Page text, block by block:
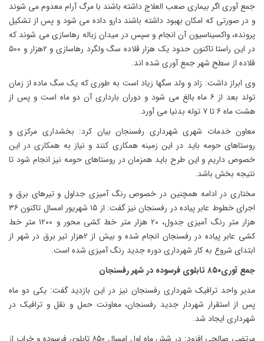
جمع آوری اگر بیماری صعب العلاج داشته باشند با مرگ آرام معدوم می شوند
و در صورتی که امکان بهبود داشته باشند دارو داده می شود و پس از تشکیل
پرونده، واکسیناسیون آن انجام و سپس در میدان زباله رهاسازی می شوند که
در این راستا تاکنون حدود یک هزار قلاده سگ ولگرد رهاسازی و ۲هزار و ۵۰۰
قلاده از سطح شهر جمع آوری شده اند.
وی ابراز داشت: زاد و ولد سگها زیاد است به طوری که یک سگ ماده از زمان
تولد بعد از ۶ ماه بالغ می شود و دوران بارداری آن دو ماه است و پس از
هشت ماه ۶ تا ۷ توله بدنیا می آورد.
معاون خدمات شهری شهرداری رفسنجان بیان کرد: بخشداری مرکزی و
روستاهای حومه باید در این زمینه همکاری کنند و نیاز به همکاری در این
خصوص داریم و این طرح باید همزمان در روستاهای حومه نیز انجام شود تا
نتیجه بخش باشد.
مختاری در ادامه همچنین در خصوص رنگ آمیزی جداول و تیرهای برق و
اجرای خطوط عابر پیاده در رفسنجان نیز گفت: از ۱۵ شهریور امسال تاکنون ۳۶
هزار متر رنگ آمیزی جدول، ۲۰ هزار متر خط کشی محور و ۱۲۰۰ متر خط
کشی عابر پیاده در رفسنجان انجام شده و بیش از ۲هزار تیر برق در شهر از
ابتدای شروع به کار شهرداری دوره جدید رنگ آمیزی شده است.
جمع آوری۸۵۰ تابلوی فرسوده در شهر رفسنجان
مدیر واحد ترافیک شهرداری رفسنجان نیز در این بازدید گفت: یکی دو ماه
پس از استقرار شهردار جدید رفسنجان، معاونت حمل و نقل و ترافیک در
شهرداری ایجاد شد.